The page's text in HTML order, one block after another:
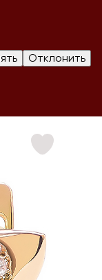
Отклонить